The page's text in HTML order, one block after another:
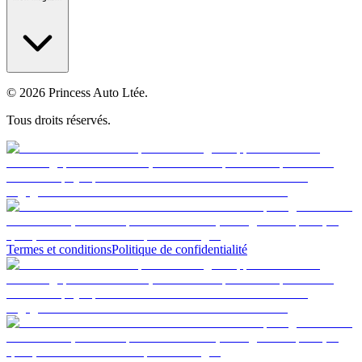
© 2026 Princess Auto Ltée.
Tous droits réservés.
Termes et conditionsPolitique de confidentialité